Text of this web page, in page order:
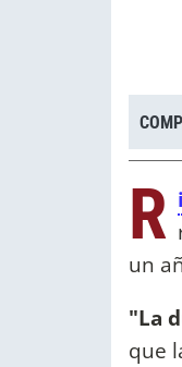
R
un
"La
que